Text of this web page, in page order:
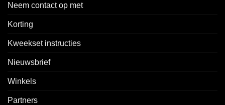
Neem contact op met
Korting
Kweekset instructies
Nieuwsbrief
Winkels
Partners